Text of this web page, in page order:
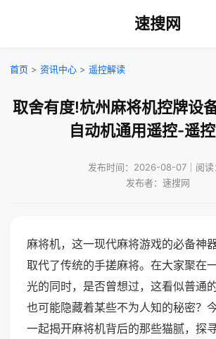
速搜网
首页 > 资讯中心 > 遥控解读
取舍有度!杭州麻将机控牌设
自动机通用遥控-遥
发布时间：2026-08-07｜阅读
发布者：速搜网
麻将机，这一现代麻将游戏的必备神
取代了传统的手搓麻将。在大家聚在
光的同时，是否曾想过，这看似普通
也可能隐藏着某些不为人知的秘密？
一起揭开麻将机背后的那些猫腻，探